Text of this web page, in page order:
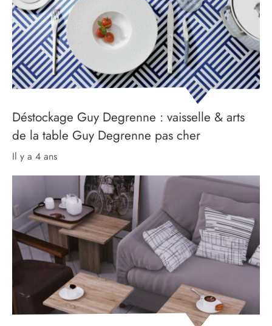
Déstockage Guy Degrenne : vaisselle & arts
de la table Guy Degrenne pas cher
il y a 4 ans